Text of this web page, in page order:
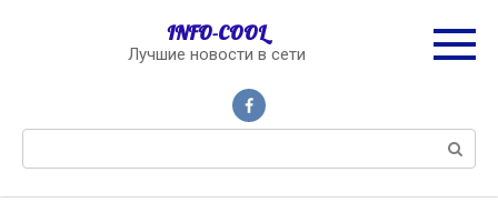
INFO-COOL
Лучшие новости в сети